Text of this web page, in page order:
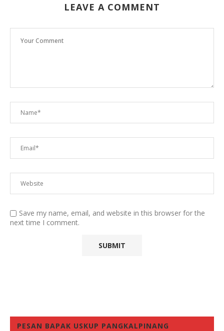
LEAVE A COMMENT
Save my name, email, and website in this browser for the
next time I comment.
PESAN BAPAK USKUP PANGKALPINANG